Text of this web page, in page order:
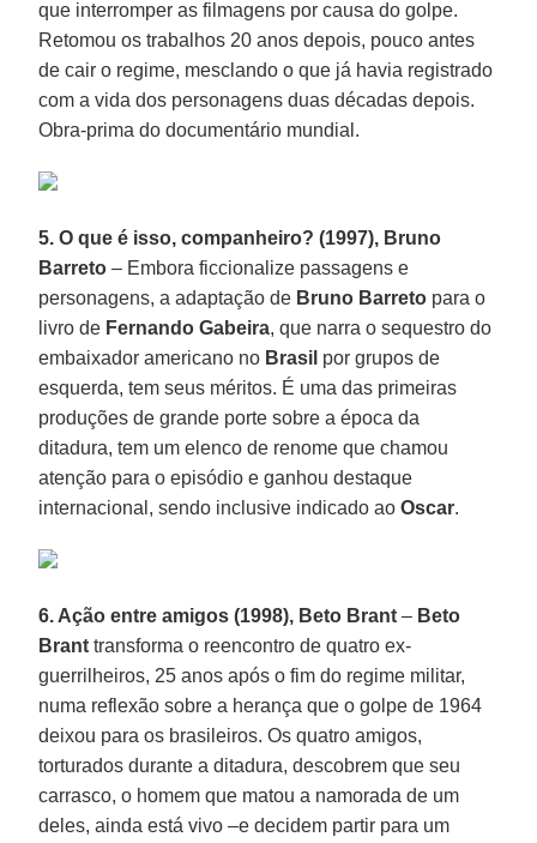
que interromper as filmagens por causa do golpe.
Retomou os trabalhos 20 anos depois, pouco antes
de cair o regime, mesclando o que já havia registrado
com a vida dos personagens duas décadas depois.
Obra-prima do documentário mundial.
5. O que é isso, companheiro? (1997), Bruno
Barreto – Embora ficcionalize passagens e
personagens, a adaptação de Bruno Barreto para o
livro de Fernando Gabeira, que narra o sequestro do
embaixador americano no Brasil por grupos de
esquerda, tem seus méritos. É uma das primeiras
produções de grande porte sobre a época da
ditadura, tem um elenco de renome que chamou
atenção para o episódio e ganhou destaque
internacional, sendo inclusive indicado aoOscar.
6. Ação entre amigos (1998), Beto Brant – Beto
Brant transforma o reencontro de quatro ex-
guerrilheiros, 25 anos após o fim do regime militar,
numa reflexão sobre a herança que o golpe de 1964
deixou para os brasileiros. Os quatro amigos,
torturados durante a ditadura, descobrem que seu
carrasco, o homem que matou a namorada de um
deles, ainda está vivo –e decidem partir para um